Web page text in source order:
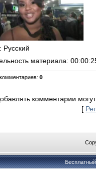
: Русский
материала:
: 0
комментарии
[